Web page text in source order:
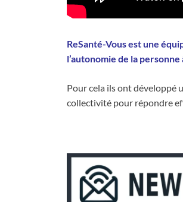
ReSanté-Vous est une
l’autonomie de la
Pour cela ils ont développé
collectivité pour répondre